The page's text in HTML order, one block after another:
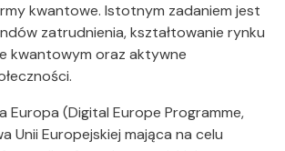
kwantowe. Istotnym zadaniem jest
zatrudnienia, kształtowanie rynku
kwantowym oraz aktywne
Europa (Digital Europe Programme,
Unii Europejskiej mająca na celu